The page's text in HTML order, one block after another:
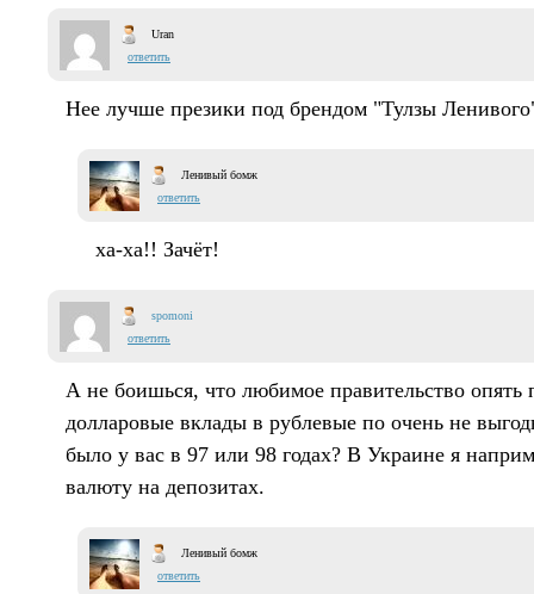
Uran
ответить
Нее лучше презики под брендом "Тулзы
Ленивый бомж
ответить
ха-ха!! Зачёт!
spomoni
ответить
А не боишься, что любимое правительство опять
долларовые вклады в рублевые по очень не
было у вас в 97 или 98 годах? В Украине я
валюту на депозитах.
Ленивый бомж
ответить